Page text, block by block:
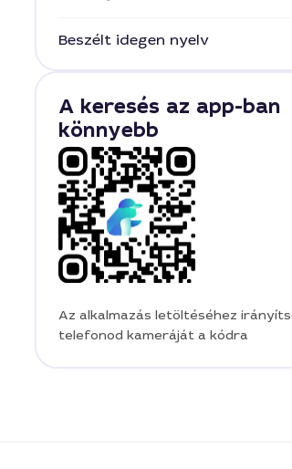
Beszélt idegen nyelv
A keresés az app-ban
könnyebb
Az alkalmazás letöltéséhez
telefonod kameráját a kódra